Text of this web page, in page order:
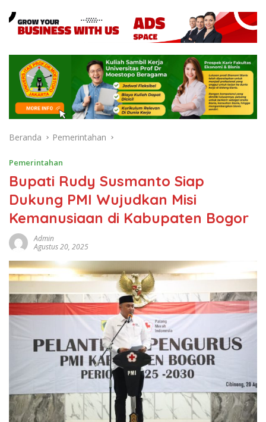
Beranda Pemerintahan
Pemerintahan
Bupati Rudy Susmanto Siap
Dukung PMI Wujudkan Misi
Kemanusiaan di Kabupaten Bogor
Admin
Agustus 20, 2025